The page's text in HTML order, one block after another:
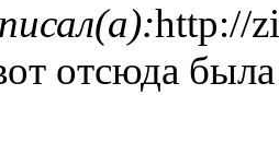
http://
отсюда